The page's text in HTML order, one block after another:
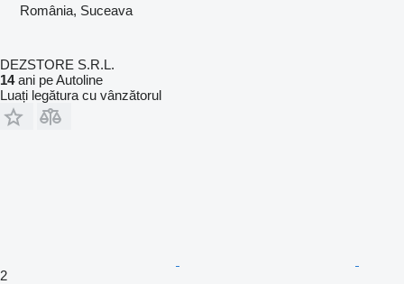
România, Suceava
DEZSTORE S.R.L.
14ani pe Autoline
Luați legătura cu vânzătorul
2